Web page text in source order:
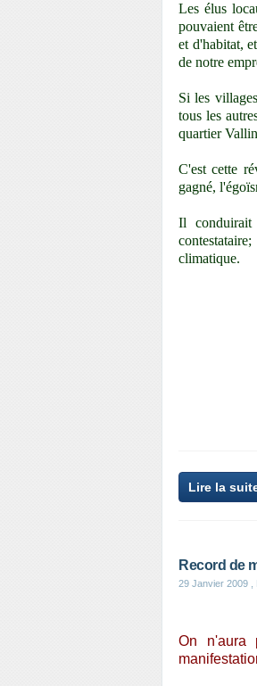
Les élus
pouvaient
et d'habitat,
de notre
Si les
tous les
quartier
C'est cette
gagné,
Il conduirait
climatique.
Lire la
Record de
29 Janvier 2009
On n'aura